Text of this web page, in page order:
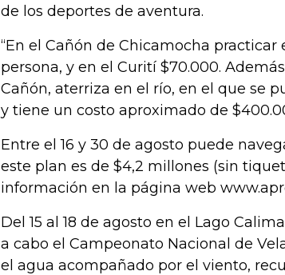
de los deportes de aventura.
“En el Cañón de Chicamocha
persona, y en el Curití $70.000.
Cañón, aterriza en el río, en el que se
y tiene un costo aproximado de
Entre el 16 y 30 de agosto puede
este plan es de $4,2 millones (sin
información en la página web
Del 15 al 18 de agosto en el Lago
a cabo el Campeonato Nacional de
el agua acompañado por el viento,